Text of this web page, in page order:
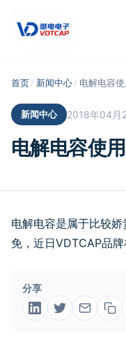
首页 / 新闻中心 / 电解电容
新闻中心 2018年04月
电解电容使
电解电容是属于比较
免，近日VDTCAP品
分享